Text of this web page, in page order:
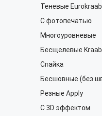
Теневые Еurokraab
С фотопечатью
Многоуровневые
Бесщелевые Kraab
Спайка
Бесшовные (без
Резные Apply
С 3D эффектом